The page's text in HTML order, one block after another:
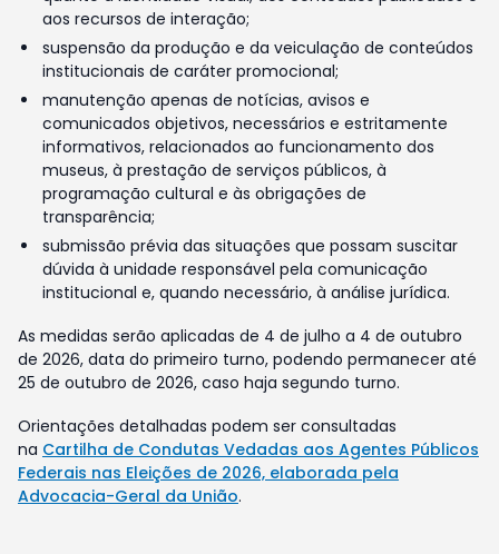
aos recursos de interação;
suspensão da produção e da veiculação de conteúdos
institucionais de caráter promocional;
manutenção apenas de notícias, avisos e
comunicados objetivos, necessários e estritamente
informativos, relacionados ao funcionamento dos
museus, à prestação de serviços públicos, à
programação cultural e às obrigações de
transparência;
submissão prévia das situações que possam suscitar
dúvida à unidade responsável pela comunicação
institucional e, quando necessário, à análise jurídica.
As medidas serão aplicadas de 4 de julho a 4 de outubro
de 2026, data do primeiro turno, podendo permanecer até
25 de outubro de 2026, caso haja segundo turno.
Orientações detalhadas podem ser consultadas
na Cartilha de Condutas Vedadas aos Agentes Públicos
Federais nas Eleições de 2026, elaborada pela
Advocacia-Geral da União.